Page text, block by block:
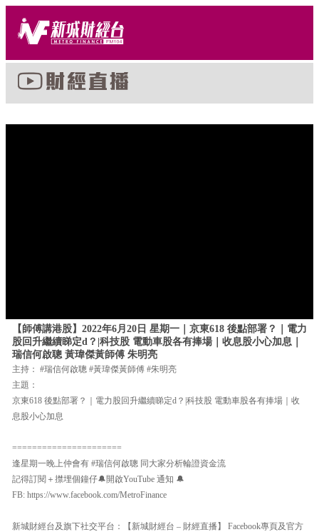
【師傅講港股】2022年6月20日 星期一｜京東618 後點部署？｜電力
股回升繼續睇定d？|科技股 電動車股各有捧場｜收息股小心加息｜
瑞信何啟聰 黃瑋傑黃師傅 朱明亮
主持： #瑞信何啟聰 #黃瑋傑黃師傅 #朱明亮
主題：
京東618 後點部署？｜電力股回升繼續睇定d？|科技股 電動車股各有捧場｜收
息股小心加息
======================
逢星期一晚上仲會有 #瑞信何啟聰 同大家分析輪證資金流
記得訂閱＋㩒埋個鐘仔🔔開啟YouTube 通知 🔔
FB: https://www.facebook.com/MetroFinance
新城財經台及旗下社交平台：【新城財經台 – 財經直播】 Facebook專頁及官方